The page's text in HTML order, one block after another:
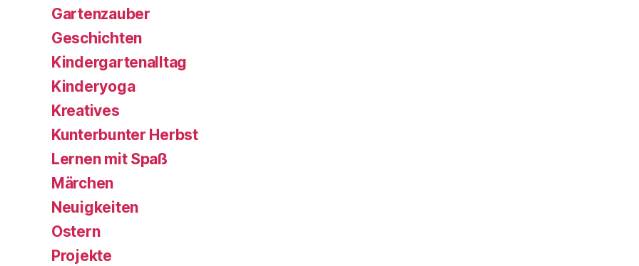
Gartenzauber
Geschichten
Kindergartenalltag
Kinderyoga
Kreatives
Kunterbunter Herbst
Lernen mit Spaß
Märchen
Neuigkeiten
Ostern
Projekte